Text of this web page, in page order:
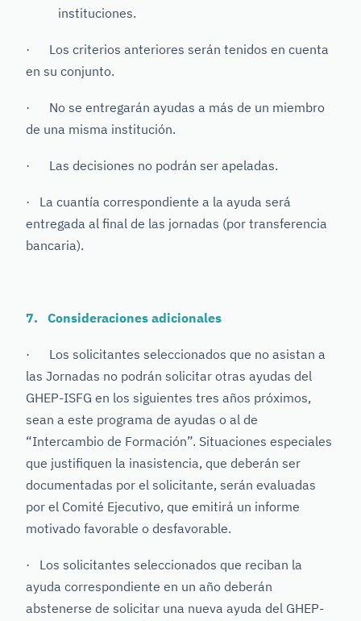
instituciones.
· Los criterios anteriores serán tenidos en cuenta
en su conjunto.
· No se entregarán ayudas a más de un miembro
de una misma institución.
· Las decisiones no podrán ser apeladas.
· La cuantía correspondiente a la ayuda será
entregada al final de las jornadas (por transferencia
bancaria).
7. Consideraciones adicionales
· Los solicitantes seleccionados que no asistan a
las Jornadas no podrán solicitar otras ayudas del
GHEP-ISFG en los siguientes tres años próximos,
sean a este programa de ayudas o al de
“Intercambio de Formación”. Situaciones especiales
que justifiquen la inasistencia, que deberán ser
documentadas por el solicitante, serán evaluadas
por el Comité Ejecutivo, que emitirá un informe
motivado favorable o desfavorable.
· Los solicitantes seleccionados que reciban la
ayuda correspondiente en un año deberán
abstenerse de solicitar una nueva ayuda del GHEP-